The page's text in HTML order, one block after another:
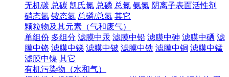
无机碳 总碳 凯氏氮 总磷 总氮 氨氮 阴离子表面活性剂
硝态氮 铵态氮 总磷/总氮 其它
颗粒物及其元素（气和废气）
单组份 多组分 滤膜中汞 滤膜中铅 滤膜中砷 滤膜中硒 滤
膜中铬 滤膜中锑 滤膜中铍 滤膜中铁 滤膜中铜 滤膜中锰
滤膜中镍 其它
有机污染物（水和气）